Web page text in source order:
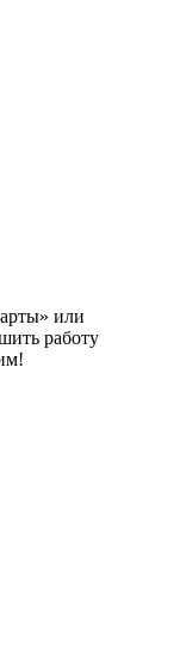
или
работу